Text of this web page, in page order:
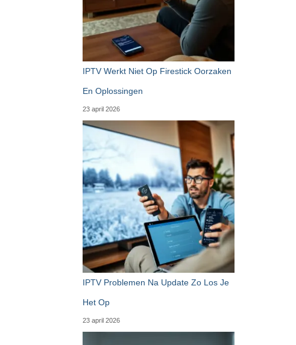
IPTV Werkt Niet Op Firestick Oorzaken
En Oplossingen
23 april 2026
IPTV Problemen Na Update Zo Los Je
Het Op
23 april 2026